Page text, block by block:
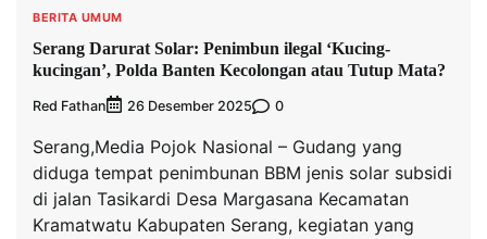
BERITA UMUM
Serang Darurat Solar: Penimbun ilegal ‘Kucing-
kucingan’, Polda Banten Kecolongan atau Tutup Mata?
Red Fathan 26 Desember 2025 0
Serang,Media Pojok Nasional – Gudang yang
diduga tempat penimbunan BBM jenis solar subsidi
di jalan Tasikardi Desa Margasana Kecamatan
Kramatwatu Kabupaten Serang, kegiatan yang